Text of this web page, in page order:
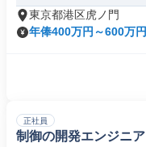
東京都港区虎ノ門
年俸400万円～600万円
正社員
制御の開発エンジニア